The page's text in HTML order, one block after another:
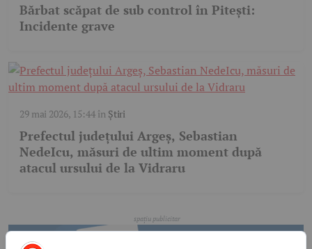
Bărbat scăpat de sub control în Pitești:
Incidente grave
29 mai 2026, 15:44în Știri
Prefectul județului Argeș, Sebastian
NedeIcu, măsuri de ultim moment după
atacul ursului de la Vidraru